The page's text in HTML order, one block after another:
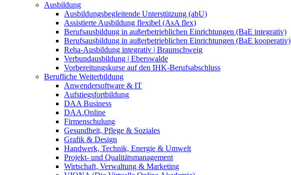
Ausbildung
Ausbildungsbegleitende Unterstützung (abU)
Assistierte Ausbildung flexibel (AsA flex)
Berufsausbildung in außerbetrieblichen Einrichtungen (BaE integrativ)
Berufsausbildung in außerbetrieblichen Einrichtungen (BaE kooperativ)
Reha-Ausbildung integrativ | Braunschweig
Verbundausbildung | Eberswalde
Vorbereitungskurse auf den IHK-Berufsabschluss
Berufliche Weiterbildung
Anwendersoftware & IT
Aufstiegsfortbildung
DAA Business
DAA.Online
Firmenschulung
Gesundheit, Pflege & Soziales
Grafik & Design
Handwerk, Technik, Energie & Umwelt
Projekt- und Qualitätsmanagement
Wirtschaft, Verwaltung & Marketing